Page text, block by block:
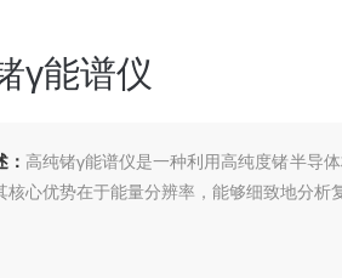
γ能谱仪
： 高纯锗γ能谱仪是一种利用高纯度锗半导
核心优势在于能量分辨率，能够细致地分析